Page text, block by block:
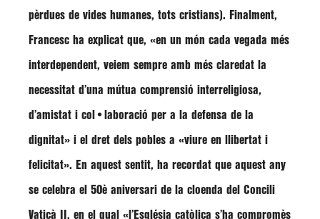
pèrdues de vides humanes, tots cristians). Finalment,
Francesc ha explicat que, «en un món cada vegada més
interdependent, veiem sempre amb més claredat la
necessitat d’una mútua comprensió interreligiosa,
d’amistat i col•laboració per a la defensa de la
dignitat» i el dret dels pobles a «viure en llibertat i
felicitat». En aquest sentit, ha recordat que aquest any
se celebra el 50è aniversari de la cloenda del Concili
Vaticà II, en el qual «l’Església catòlica s’ha compromès